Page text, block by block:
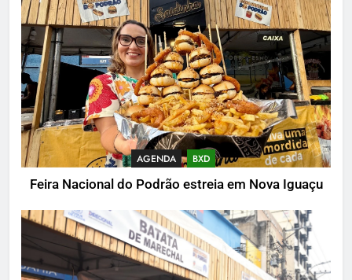
AGENDA BXD
Feira Nacional do Podrão estreia em Nova Iguaçu